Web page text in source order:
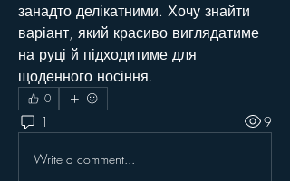
занадто делікатними. Хочу знайти
варіант, який красиво виглядатиме
на руці й підходитиме для
щоденного носіння.
0
1 9
Write a comment...